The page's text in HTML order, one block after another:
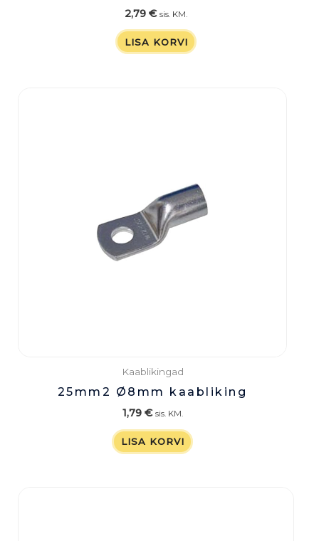
2,79 € sis. KM.
LISA KORVI
Kaablikingad
25mm2 Ø8mm kaabliking
1,79 € sis. KM.
LISA KORVI